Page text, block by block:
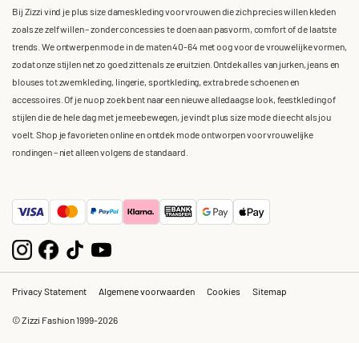
Bij Zizzi vind je plus size dameskleding voor vrouwen die zich precies willen kleden
zoals ze zelf willen – zonder concessies te doen aan pasvorm, comfort of de laatste
trends. We ontwerpen mode in de maten 40-64 met oog voor de vrouwelijke vormen,
zodat onze stijlen net zo goed zitten als ze eruitzien. Ontdek alles van jurken, jeans en
blouses tot zwemkleding, lingerie, sportkleding, extra brede schoenen en
accessoires. Of je nu op zoek bent naar een nieuwe alledaagse look, feestkleding of
stijlen die de hele dag met je meebewegen, je vindt plus size mode die echt als jou
voelt. Shop je favorieten online en ontdek mode ontworpen voor vrouwelijke
rondingen – niet alleen volgens de standaard.
Privacy Statement Algemene voorwaarden Cookies Sitemap
© Zizzi Fashion 1999-2026